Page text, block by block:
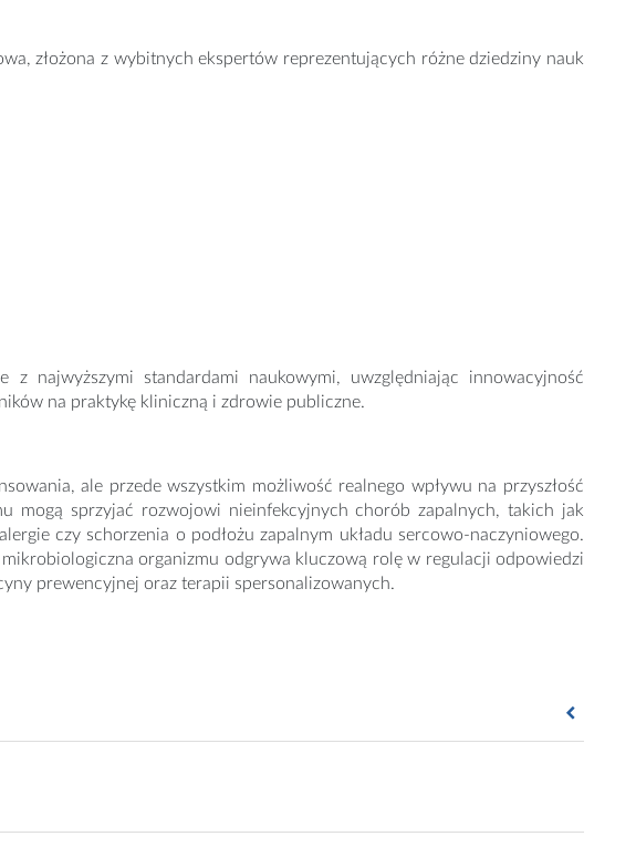
złożona z wybitnych ekspertów reprezentujących różne dziedziny nauk
z najwyższymi standardami naukowymi, uwzględniając innowacyjność
na praktykę kliniczną i zdrowie publiczne.
ale przede wszystkim możliwość realnego wpływu na przyszłość
mogą sprzyjać rozwojowi nieinfekcyjnych chorób zapalnych, takich jak
czy schorzenia o podłożu zapalnym układu sercowo-naczyniowego.
organizmu odgrywa kluczową rolę w regulacji odpowiedzi
prewencyjnej oraz terapii spersonalizowanych.